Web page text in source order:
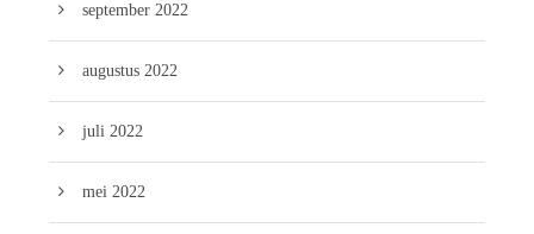
september 2022
augustus 2022
juli 2022
mei 2022